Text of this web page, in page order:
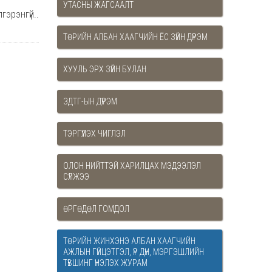
УТАСНЫ ЖАГСААЛТ
ТӨРИЙН АЛБАН ХААГЧИЙН ЁС ЗҮЙН ДҮРЭМ
ХУУЛЬ ЭРХ ЗҮЙН БУЛАН
ЗДТГ-ЫН ДҮРЭМ
ТЭРГҮҮЛЭХ ЧИГЛЭЛ
ОЛОН НИЙТТЭЙ ХАРИЛЦАХ МЭДЭЭЛЭЛ
СҮЛЖЭЭ
ӨРГӨДӨЛ ГОМДОЛ
ТӨРИЙН ЖИНХЭНЭ АЛБАН ХААГЧИЙН
АЖЛЫН ГҮЙЦЭТГЭЛ, ҮР ДҮН, МЭРГЭШЛИЙН
ТҮВШИНГ ҮНЭЛЭХ ЖУРАМ